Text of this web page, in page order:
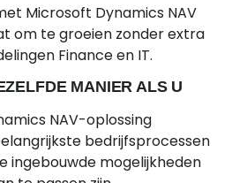
Microsoft Dynamics NAV
om te groeien zonder extra
Finance en IT.
MANIER ALS U
NAV-oplossing
bedrijfsprocessen
ingebouwde mogelijkheden